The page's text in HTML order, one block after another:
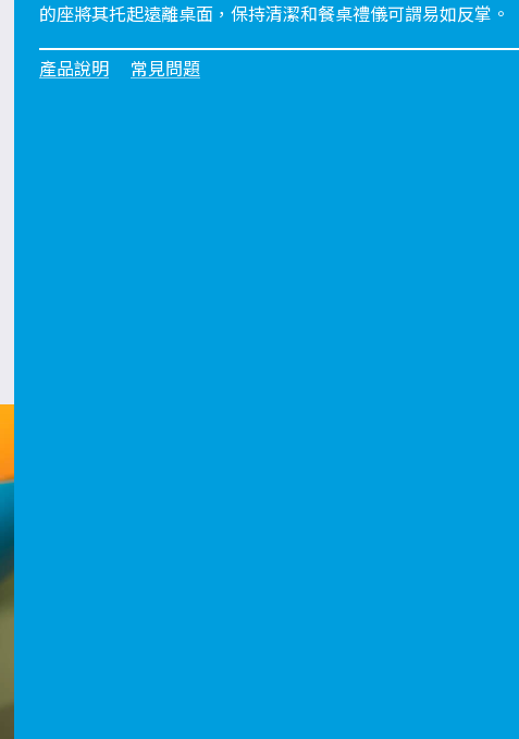
的座將其托起遠離桌面，保持清潔和餐桌禮儀可謂易如反掌。
產品說明 常見問題